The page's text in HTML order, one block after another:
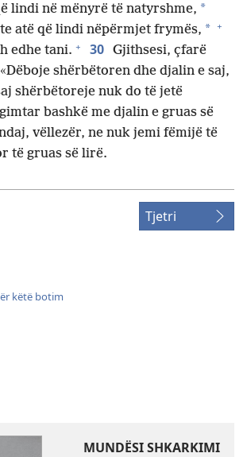
lindi në mënyrë të natyrshme, *
atë që lindi nëpërmjet frymës, * +
edhe tani. + 30 Gjithsesi, çfarë
shërbëtoren dhe djalin e saj,
shërbëtoreje nuk do të jetë
bashkë me djalin e gruas së
vëllezër, ne nuk jemi fëmijë të
të gruas së lirë.
Tjetri
këtë botim
MUNDËSI SHKARKIMI